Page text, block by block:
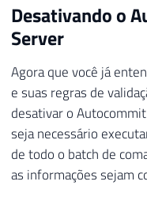
Desativando o
Server
Agora que você já
e suas regras de
desativar o
seja necessário
de todo o batch de
as informações sejam